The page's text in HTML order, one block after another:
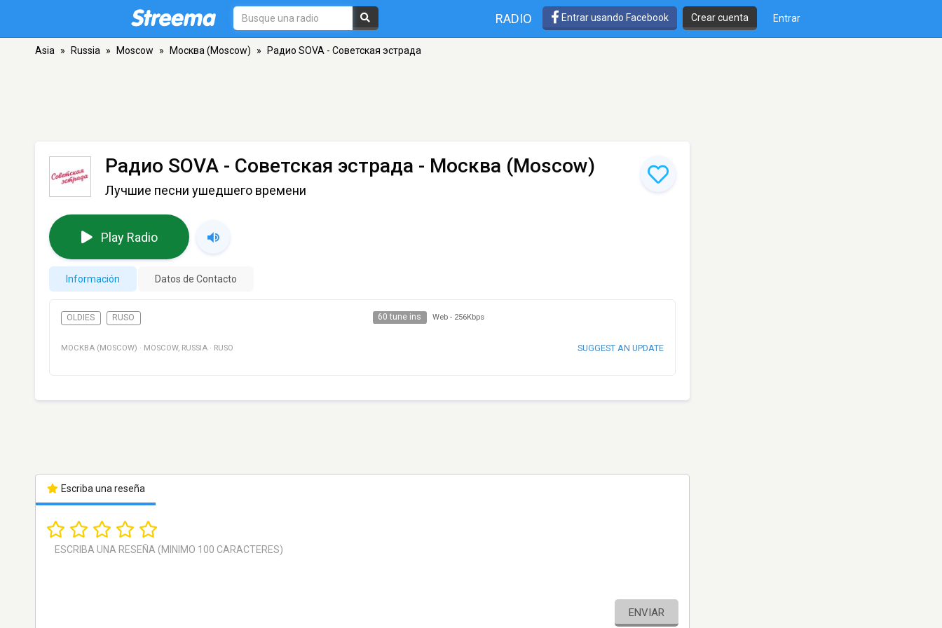
RADIO Entrar usando Facebook Crear cuenta Entrar
Asia » Russia » Moscow » Москва (Moscow) » Радио SOVA - Советская эстрада
Радио SOVA - Советская эстрада - Москва (Moscow)
Лучшие песни ушедшего времени
Play Radio
Información Datos de Contacto
OLDIES RUSO 60 tune ins Web - 256Kbps
МОСКВА (MOSCOW) · MOSCOW, RUSSIA · RUSO SUGGEST AN UPDATE
Escriba una reseña
ENVIAR